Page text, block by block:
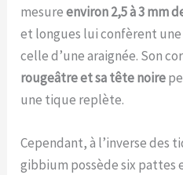
mesureenviron 2,5 à 3 mm
et longues lui confèrent
celle d’une araignée. Son
rougeâtre et sa tête noire
une tique replète.
Cependant, à l’inverse des
gibbium possède six pattes